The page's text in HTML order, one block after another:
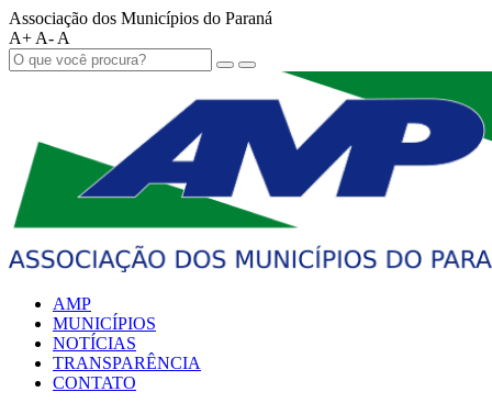
Associação dos Municípios do Paraná
A+ A- A
AMP
MUNICÍPIOS
NOTÍCIAS
TRANSPARÊNCIA
CONTATO